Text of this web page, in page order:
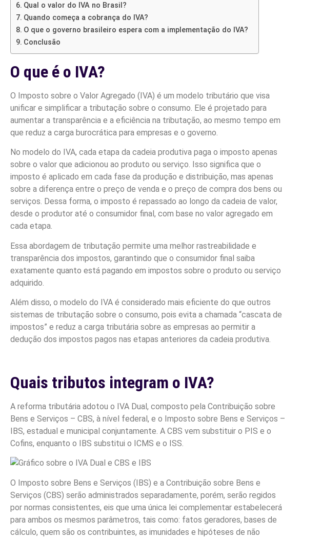
Qual o valor do IVA no Brasil?
Quando começa a cobrança do IVA?
O que o governo brasileiro espera com a implementação do IVA?
Conclusão
O que é o IVA?
O Imposto sobre o Valor Agregado (IVA) é um modelo tributário que visa
unificar e simplificar a tributação sobre o consumo. Ele é projetado para
aumentar a transparência e a eficiência na tributação, ao mesmo tempo em
que reduz a carga burocrática para empresas e o governo.
No modelo do IVA, cada etapa da cadeia produtiva paga o imposto apenas
sobre o valor que adicionou ao produto ou serviço. Isso significa que o
imposto é aplicado em cada fase da produção e distribuição, mas apenas
sobre a diferença entre o preço de venda e o preço de compra dos bens ou
serviços. Dessa forma, o imposto é repassado ao longo da cadeia de valor,
desde o produtor até o consumidor final, com base no valor agregado em
cada etapa.
Essa abordagem de tributação permite uma melhor rastreabilidade e
transparência dos impostos, garantindo que o consumidor final saiba
exatamente quanto está pagando em impostos sobre o produto ou serviço
adquirido.
Além disso, o modelo do IVA é considerado mais eficiente do que outros
sistemas de tributação sobre o consumo, pois evita a chamada “cascata de
impostos” e reduz a carga tributária sobre as empresas ao permitir a
dedução dos impostos pagos nas etapas anteriores da cadeia produtiva.
Quais tributos integram o IVA?
A reforma tributária adotou o IVA Dual, composto pela Contribuição sobre
Bens e Serviços – CBS, à nível federal, e o Imposto sobre Bens e Serviços –
IBS, estadual e municipal conjuntamente. A CBS vem substituir o PIS e o
Cofins, enquanto o IBS substitui o ICMS e o ISS.
O Imposto sobre Bens e Serviços (IBS) e a Contribuição sobre Bens e
Serviços (CBS) serão administrados separadamente, porém, serão regidos
por normas consistentes, eis que uma única lei complementar estabelecerá
para ambos os mesmos parâmetros, tais como: fatos geradores, bases de
cálculo, quem são os contribuintes, as imunidades e hipóteses de não